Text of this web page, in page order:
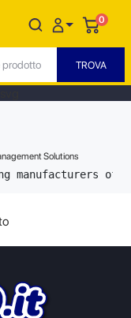
0
Solutions
manufacturers